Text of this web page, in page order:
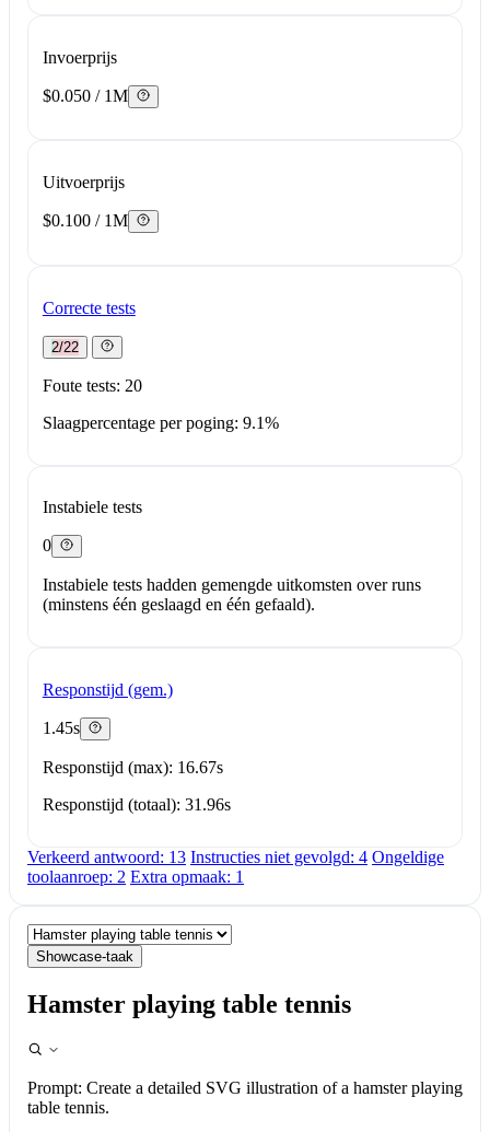
Invoerprijs
$0.050 / 1M
Uitvoerprijs
$0.100 / 1M
Correcte tests
2/22
Foute tests: 20
Slaagpercentage per poging: 9.1%
Instabiele tests
0
Instabiele tests hadden gemengde uitkomsten over runs
(minstens één geslaagd en één gefaald).
Responstijd (gem.)
1.45s
Responstijd (max): 16.67s
Responstijd (totaal): 31.96s
Verkeerd antwoord: 13 Instructies niet gevolgd: 4 Ongeldige
toolaanroep: 2 Extra opmaak: 1
Showcase-taak
Hamster playing table tennis
Prompt: Create a detailed SVG illustration of a hamster playing
table tennis.